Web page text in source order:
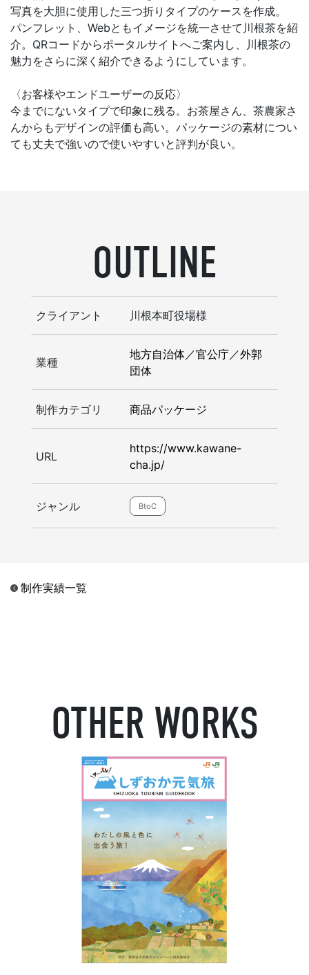
写真を大胆に使用した三つ折りタイプのケースを作成。
パンフレット、Webともイメージを統一させて川根茶を紹
介。QRコードからポータルサイトへご案内し、川根茶の
魅力をさらに深く紹介できるようにしています。
〈お客様やエンドユーザーの反応〉
今までにないタイプで印象に残る。お茶屋さん、茶農家さ
んからもデザインの評価も高い。パッケージの素材につい
ても丈夫で強いので使いやすいと評判が良い。
OUTLINE
クライアント 川根本町役場様
業種
地方自治体／官公庁／外郭
団体
制作カテゴリ 商品パッケージ
URL
https://www.kawane-
cha.jp/
ジャンル BtoC
制作実績一覧
OTHER WORKS